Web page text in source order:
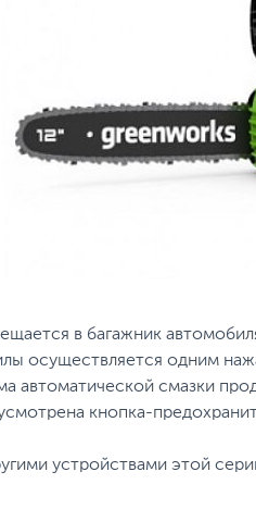
в багажник
осуществляется одним
автоматической смазки
кнопка-
устройствами этой